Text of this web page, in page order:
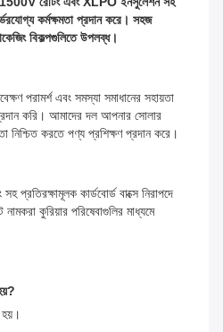
কর্মক্ষমতা প্রদান করে। সহজ
বিকল্পগুলিতে উপলব্ধ।
পরামর্শ এবং সমস্যা সমাধানের সহায়তা
করি। আমাদের দল আপনার সোলার
নিশ্চিত করতে পণ্য প্রশিক্ষণ প্রদান করে।
প্রতিরক্ষামূলক কার্ডবোর্ড বাক্সে নিরাপদে
কুরিয়ার পরিষেবাগুলির মাধ্যমে
হয়।